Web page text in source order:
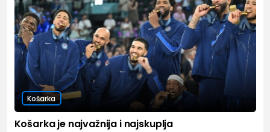
Košarka
Košarka je najvažnija i najskuplja